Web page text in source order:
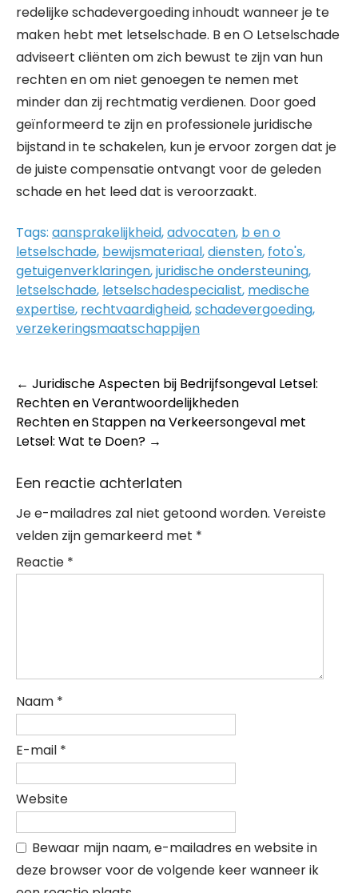
redelijke schadevergoeding inhoudt wanneer je te
maken hebt met letselschade. B en O Letselschade
adviseert cliënten om zich bewust te zijn van hun
rechten en om niet genoegen te nemen met
minder dan zij rechtmatig verdienen. Door goed
geïnformeerd te zijn en professionele juridische
bijstand in te schakelen, kun je ervoor zorgen dat je
de juiste compensatie ontvangt voor de geleden
schade en het leed dat is veroorzaakt.
Tags: aansprakelijkheid,advocaten, b en o
letselschade, bewijsmateriaal,diensten, foto's,
getuigenverklaringen,juridische ondersteuning,
letselschade, letselschadespecialist, medische
expertise, rechtvaardigheid,schadevergoeding,
verzekeringsmaatschappijen
Post
navigation
← Juridische Aspecten bij Bedrijfsongeval Letsel:
Rechten en Verantwoordelijkheden
Rechten en Stappen na Verkeersongeval met
Letsel: Wat te Doen? →
Een reactie achterlaten
Je e-mailadres zal niet getoond worden. Vereiste
velden zijn gemarkeerd met *
Reactie *
Naam *
E-mail *
Website
Bewaar mijn naam, e-mailadres en website in
deze browser voor de volgende keer wanneer ik